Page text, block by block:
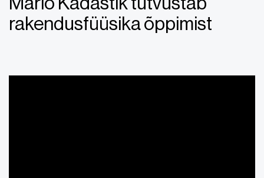
rakendusfüüsika õppimist